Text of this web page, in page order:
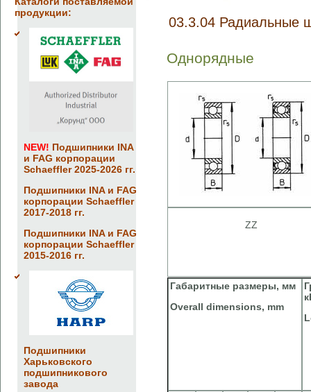
продукции:
NEW! Подшипники INA
и FAG корпорации
Schaeffler 2025-2026 гг.
Подшипники INA и FAG
корпорации Schaeffler
2017-2018 гг.
Подшипники INA и FAG
корпорации Schaeffler
2015-2016 гг.
Подшипники
Харьковского
подшипникового
завода
03.3.04 Радиальные
Однорядные
ZZ
Габаритные размеры, мм
Overall dimensions, mm